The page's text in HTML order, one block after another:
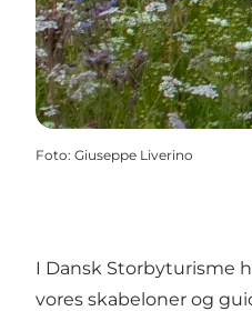
Foto: Giuseppe Liverino
I Dansk Storbyturisme
vores skabeloner og